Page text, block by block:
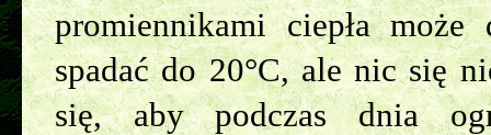
promiennikami ciepła
spadać do 20°C, ale nic się
się, aby podczas dnia